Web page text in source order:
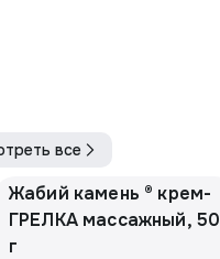
все
Жабий камень ® крем-
ГРЕЛКА массажный, 50
г